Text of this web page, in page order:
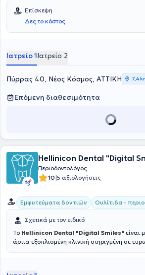
U.M.F.T. της Ρουμανίας και απόφοιτος
ιδίου ιδρύματος. Παράλληλα με τη
εργαζόταν στο Γενικό Νοσοκομείο Αιγίου
μετεκπαιδευτικά προγράμματα στα
αισθητικής οδοντιατρικής, εμφυτεύματα,
ενδοδοντία και χειρουργική στόματος. Είναι
να παρακολουθεί σεμινάρια, συνέδρια και
την οδοντιατρική επιστήμη και την εξέλιξη της.
Επίσκεψη
Δες το κόστος
Ιατρείο 1Ιατρείο 2
Πύρρας 40, Νέος Κόσμος, ΑΤΤΙΚΗ 7,4
Επόμενη διαθεσιμότητα
Hellinicon Dental "Digital
Περιοδοντολόγος
10|5 αξιολογήσεις
Εμφυτεύματα δοντιών Ουλίτιδα -
Σχετικά με τον ειδικό
Το Hellinicon Dental "Digital Smiles" είναι
άρτια εξοπλισμένη κλινική στηριγμένη σε
αντιμετωπιστούν καλύπτουν όλο το φάσμα